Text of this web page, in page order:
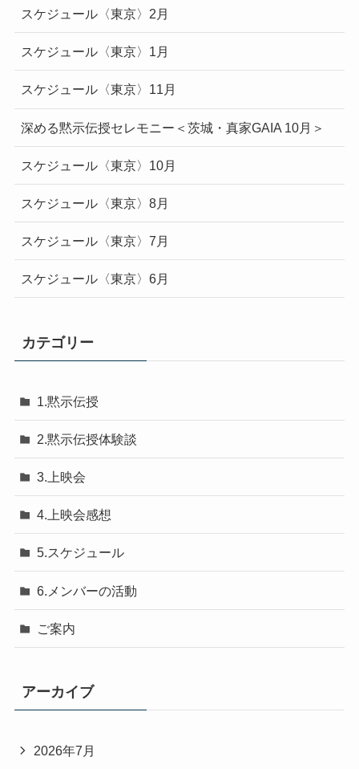
スケジュール〈東京〉2月
スケジュール〈東京〉1月
スケジュール〈東京〉11月
深める黙示伝授セレモニー＜茨城・真家GAIA 10月＞
スケジュール〈東京〉10月
スケジュール〈東京〉8月
スケジュール〈東京〉7月
スケジュール〈東京〉6月
カテゴリー
1.黙示伝授
2.黙示伝授体験談
3.上映会
4.上映会感想
5.スケジュール
6.メンバーの活動
ご案内
アーカイブ
2026年7月